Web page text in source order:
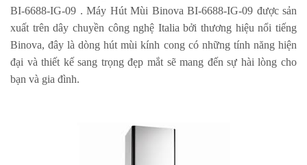
BI-6688-IG-09 . Máy Hút Mùi Binova BI-6688-IG-09 được sản
xuất trên dây chuyền công nghệ Italia bởi thương hiệu nổi tiếng
Binova, đây là dòng hút mùi kính cong có những tính năng hiện
đại và thiết kế sang trọng đẹp mắt sẽ mang đến sự hài lòng cho
bạn và gia đình.